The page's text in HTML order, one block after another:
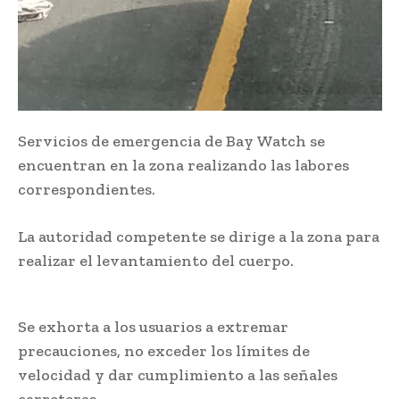
Servicios de emergencia de Bay Watch se
encuentran en la zona realizando las labores
correspondientes.
La autoridad competente se dirige a la zona para
realizar el levantamiento del cuerpo.
Se exhorta a los usuarios a extremar
precauciones, no exceder los límites de
velocidad y dar cumplimiento a las señales